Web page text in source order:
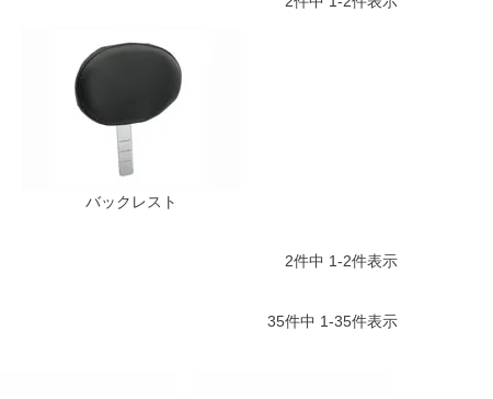
バックレスト
2件中 1-2件表示
35件中 1-35件表示